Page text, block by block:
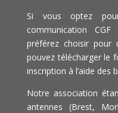
Si vous optez
communication
préférez choisir pour
pouvez télécharger le
inscription à l’aide des
Notre association
antennes (Brest,